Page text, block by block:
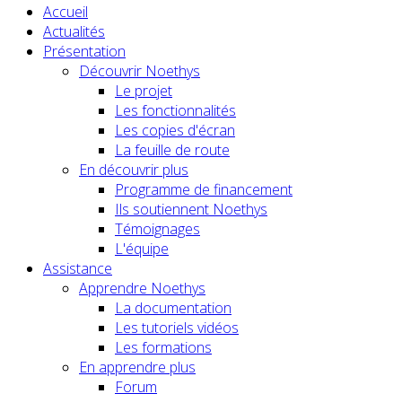
Accueil
Actualités
Présentation
Découvrir Noethys
Le projet
Les fonctionnalités
Les copies d'écran
La feuille de route
En découvrir plus
Programme de financement
Ils soutiennent Noethys
Témoignages
L'équipe
Assistance
Apprendre Noethys
La documentation
Les tutoriels vidéos
Les formations
En apprendre plus
Forum